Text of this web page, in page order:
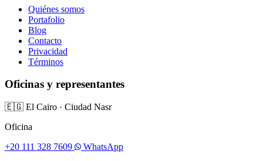
Quiénes somos
Portafolio
Blog
Contacto
Privacidad
Términos
Oficinas y representantes
🇪🇬 El Cairo · Ciudad Nasr
Oficina
+20 111 328 7609
WhatsApp